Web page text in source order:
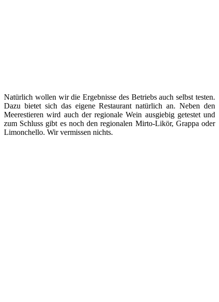
Natürlich wollen wir die Ergebnisse des Betriebs auch selbst testen.
Dazu bietet sich das eigene Restaurant natürlich an. Neben den
Meerestieren wird auch der regionale Wein ausgiebig getestet und
zum Schluss gibt es noch den regionalen Mirto-Likör, Grappa oder
Limonchello. Wir vermissen nichts.